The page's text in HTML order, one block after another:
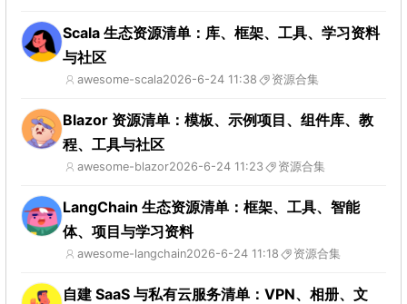
Scala 生态资源清单：库、框架、工具、学习资料
与社区
awesome-scala2026-6-24 11:38 资源合集
Blazor 资源清单：模板、示例项目、组件库、教
程、工具与社区
awesome-blazor2026-6-24 11:23 资源合集
LangChain 生态资源清单：框架、工具、智能
体、项目与学习资料
awesome-langchain2026-6-24 11:18 资源合集
自建 SaaS 与私有云服务清单：VPN、相册、文